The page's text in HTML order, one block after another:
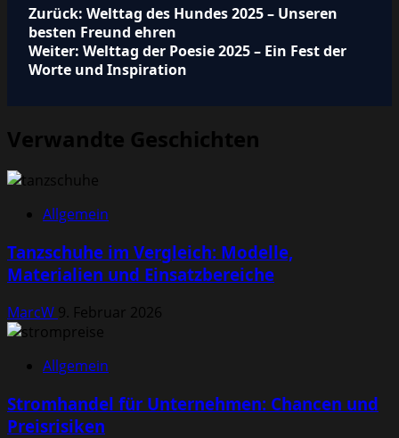
Beitragsnavigation
Zurück: Welttag des Hundes 2025 – Unseren
besten Freund ehren
Weiter: Welttag der Poesie 2025 – Ein Fest der
Worte und Inspiration
Verwandte Geschichten
Allgemein
Tanzschuhe im Vergleich: Modelle,
Materialien und Einsatzbereiche
MarcW 9. Februar 2026
Allgemein
Stromhandel für Unternehmen: Chancen und
Preisrisiken